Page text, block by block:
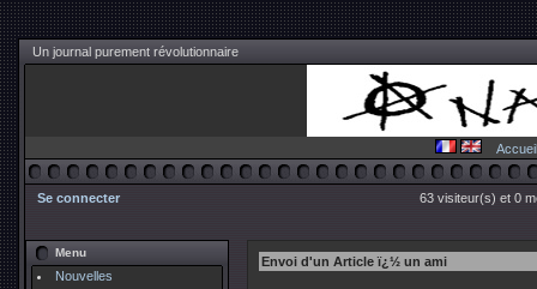
Un journal purement révolutionnaire
Accueil
Se connecter 63 visiteur(s) et 0
Menu
Nouvelles
Envoi d'un Article ï¿½ un ami